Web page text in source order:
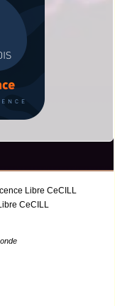
Libre CeCILL
CeCILL